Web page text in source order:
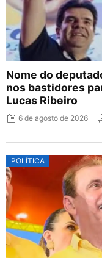
Nome do
nos bastidores
Lucas Ribeiro
6 de agosto de 2026
POLÍTICA